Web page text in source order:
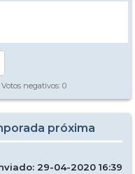
negativos: 0
próxima
29-04-2020 16:39